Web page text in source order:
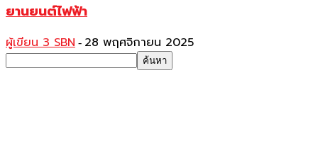
ยานยนต์ไฟฟ้า
ผู้เขียน 3 SBN - 28 พฤศจิกายน 2025